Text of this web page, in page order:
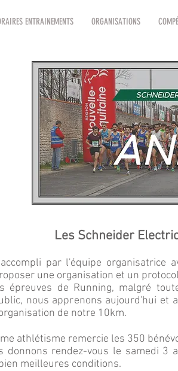
ENTRAINEMENTS ORGANISATIONS
Les Schneider
par l'équipe organisatrice
une organisation et un
épreuves de Running, malgré
nous apprenons aujourd'hui et
de notre 10km.
athlétisme remercie les 350
donnons rendez-vous le samedi
meilleures conditions.